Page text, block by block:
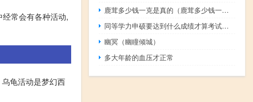
常会有各种活动,
龟活动是梦幻西
鹿茸多少钱一克是真的（鹿茸多少钱一克）
同等学力申硕要达到什么成绩才算考试通过
幽冥（幽瞳倾城）
多大年龄的血压才正常